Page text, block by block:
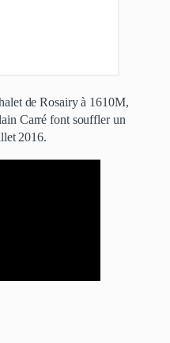
de Rosairy à 1610M,
Carré font souffler un
2016.